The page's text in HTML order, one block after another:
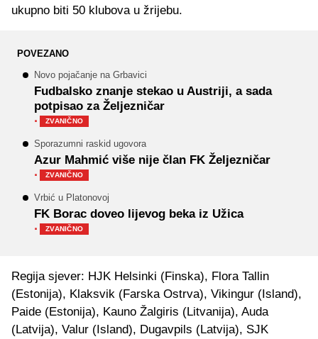
ukupno biti 50 klubova u žrijebu.
POVEZANO
Novo pojačanje na Grbavici
Fudbalsko znanje stekao u Austriji, a sada
potpisao za Željezničar
· ZVANIČNO
Sporazumni raskid ugovora
Azur Mahmić više nije član FK Željezničar
· ZVANIČNO
Vrbić u Platonovoj
FK Borac doveo lijevog beka iz Užica
· ZVANIČNO
Regija sjever: HJK Helsinki (Finska), Flora Tallin
(Estonija), Klaksvik (Farska Ostrva), Vikingur (Island),
Paide (Estonija), Kauno Žalgiris (Litvanija), Auda
(Latvija), Valur (Island), Dugavpils (Latvija), SJK